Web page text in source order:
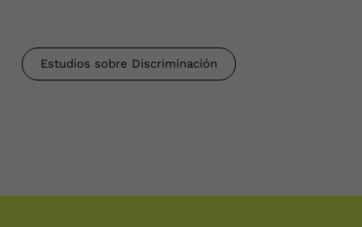
Estudios sobre Discriminación